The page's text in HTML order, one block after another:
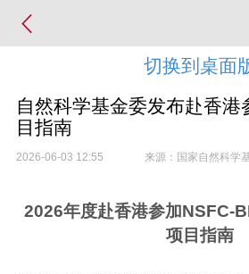
切换到桌面
自然科学基金委发布赴香港
目指南
2026-06-03 12:55 来源：国家自然科学
2026年度赴香港参加NSFC-
项目指南